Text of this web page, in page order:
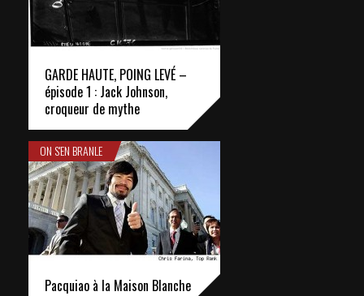
GARDE HAUTE, POING LEVÉ –
épisode 1 : Jack Johnson,
croqueur de mythe
ON S'EN BRANLE
Pacquiao à la Maison Blanche